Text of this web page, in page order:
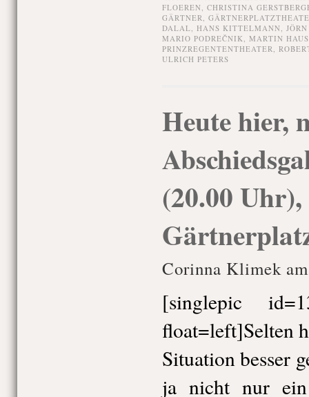
FLOEREN, CHRISTINA
GÄRTNER,
DALAL, HANS KITTELMANN,
MARIO PODREČNIK, MARTIN
PRINZREGENTENTHEATER,
ULRICH PETERS
Heute hier,
(20.00 Uhr),
Corinna Klimek
[singlepic
float=left]Selten
Situation besser
ja nicht nur